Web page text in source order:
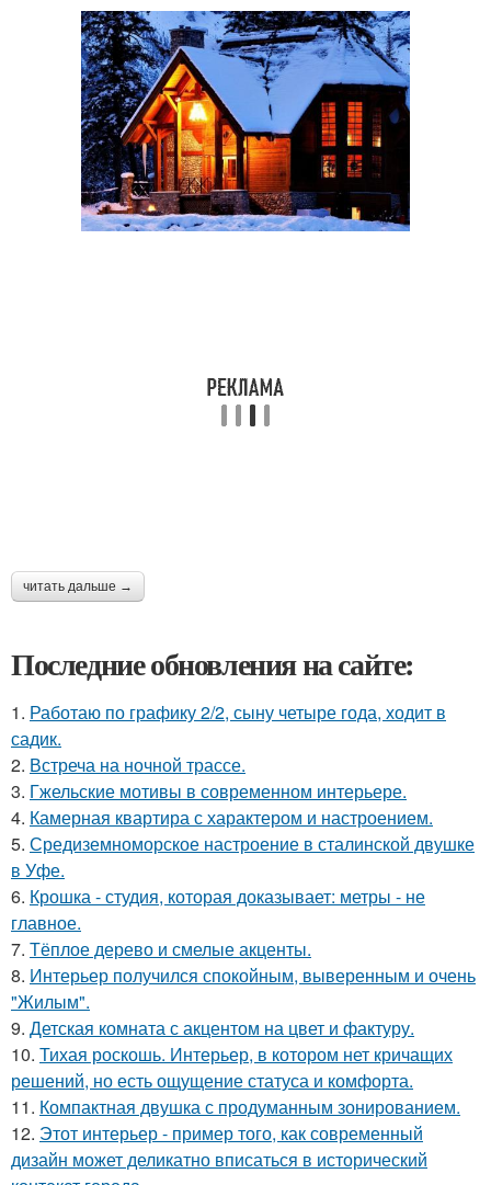
читать дальше →
Последние обновления на сайте:
1. Работаю по графику 2/2, сыну четыре года, ходит в
садик.
2. Встреча на ночной трассе.
3. Гжельские мотивы в современном интерьере.
4. Камерная квартира с характером и настроением.
5. Средиземноморское настроение в сталинской двушке
в Уфе.
6. Крошка - студия, которая доказывает: метры - не
главное.
7. Тёплое дерево и смелые акценты.
8. Интерьер получился спокойным, выверенным и очень
"Жилым".
9. Детская комната с акцентом на цвет и фактуру.
10. Тихая роскошь. Интерьер, в котором нет кричащих
решений, но есть ощущение статуса и комфорта.
11. Компактная двушка с продуманным зонированием.
12. Этот интерьер - пример того, как современный
дизайн может деликатно вписаться в исторический